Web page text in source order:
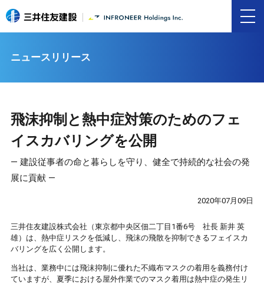
ニュースリリース
飛沫抑制と熱中症対策のためのフェ
イスカバリングを公開
― 建設従事者の命と暮らしを守り、健全で持続的な社会の発
展に貢献 ―
2020年07月09日
三井住友建設株式会社（東京都中央区佃二丁目1番6号 社長 新井 英
雄）は、熱中症リスクを低減し、飛沫の飛散を抑制できるフェイスカ
バリングを広く公開します。
当社は、業務中には飛沫抑制に優れた不織布マスクの着用を義務付け
ていますが、夏季における屋外作業でのマスク着用は熱中症の発生リ